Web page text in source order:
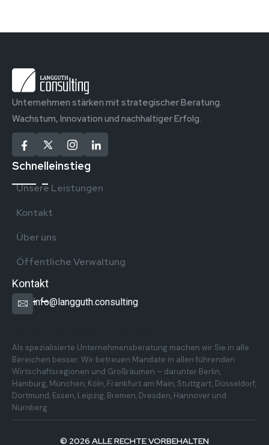
Unternehmen stärken mit strategischer Beratung.
Wachstum, Innovation und nachhaltiger Erfolg.
Schnelleinstieg
Unsere Leistungen
Kontakt
Über uns
Öffentliche Verwaltung
Kontakt
info@langguth.consulting
Als spezialisierte Unternehmensberatung machen wir Sie in alle
Bereichen besser. Wir betreuen Mandate in allen führenden
Wirtschaftsregionen und Großräumen – darunter Berlin,
Hamburg, München, Köln, Frankfurt am Main, Stuttgart, Düsseldorf,
Dortmund, Essen, Leipzig, Bremen, Dresden, Hannover und
Nürnberg.
© 2026 ALLE RECHTE VORBEHALTEN